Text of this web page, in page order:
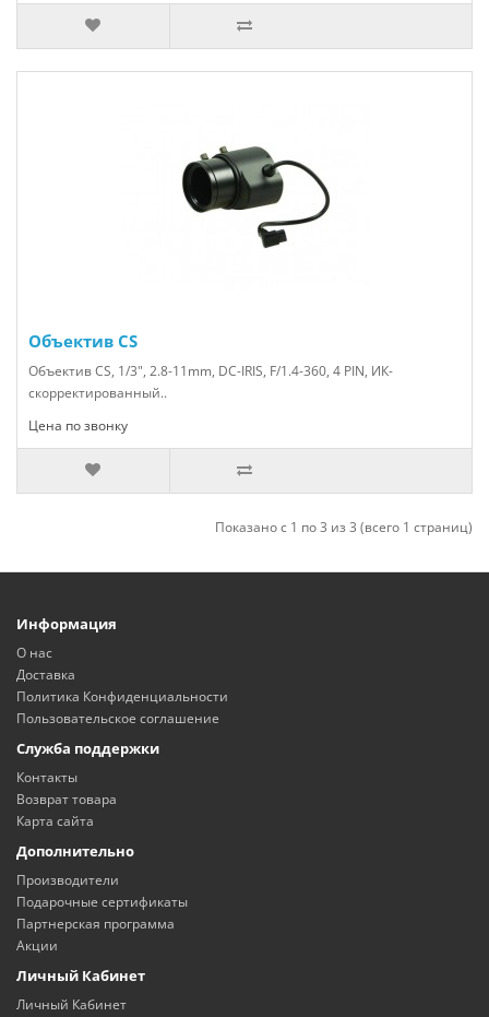
Объектив CS
Объектив CS, 1/3", 2.8-11mm, DC-IRIS, F/1.4-360, 4 PIN, ИК-
скорректированный..
Цена по звонку
Показано с 1 по 3 из 3 (всего 1 страниц)
Информация
О нас
Доставка
Политика Конфиденциальности
Пользовательское соглашение
Служба поддержки
Контакты
Возврат товара
Карта сайта
Дополнительно
Производители
Подарочные сертификаты
Партнерская программа
Акции
Личный Кабинет
Личный Кабинет